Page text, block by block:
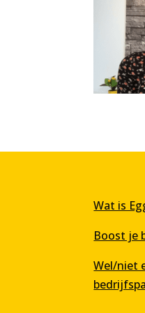
Wat is
Boost je
Wel/niet